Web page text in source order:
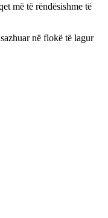
më të rëndësishme të
në flokë të lagur